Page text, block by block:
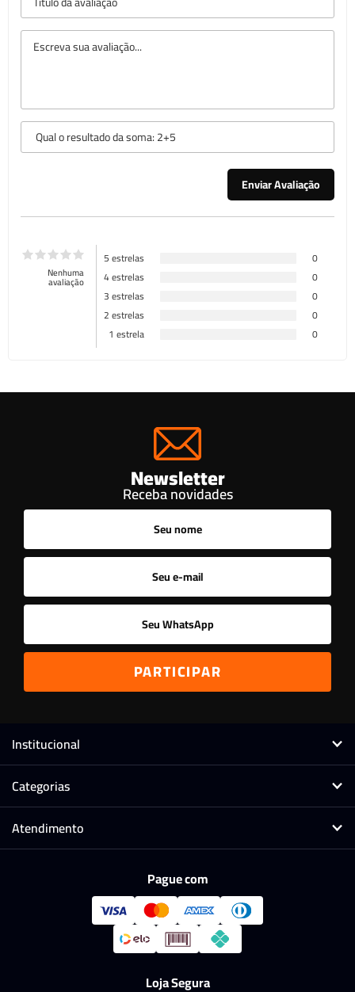
Nenhuma
avaliação
5 estrelas
0
4 estrelas
0
3 estrelas
0
2 estrelas
0
1 estrela
0
Newsletter
Receba novidades
Institucional
Categorias
Atendimento
Pague com
Loja Segura